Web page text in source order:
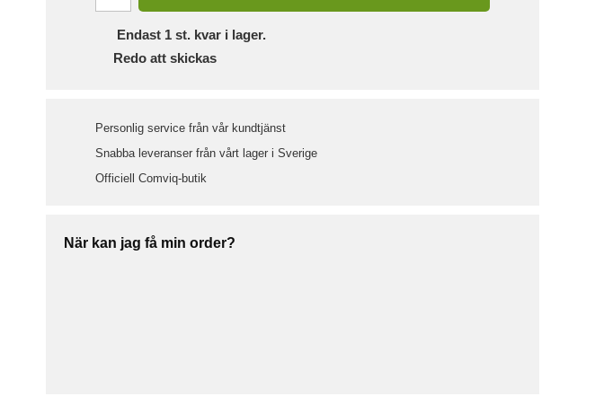
Endast 1st. kvar i lager.
Redo att skickas
Personlig service från vår kundtjänst
Snabba leveranser från vårt lager i Sverige
Officiell Comviq-butik
När kan jag få min order?